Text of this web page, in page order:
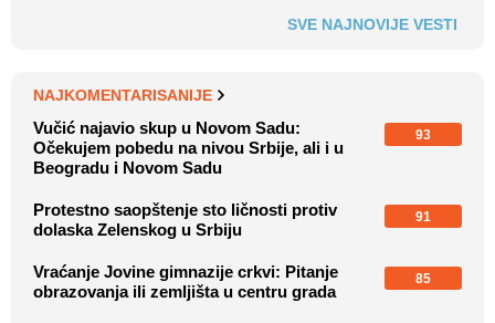
SVE NAJNOVIJE VESTI
NAJKOMENTARISANIJE
Vučić najavio skup u Novom Sadu:
Očekujem pobedu na nivou Srbije, ali i u
Beogradu i Novom Sadu
93
Protestno saopštenje sto ličnosti protiv
dolaska Zelenskog u Srbiju
91
Vraćanje Jovine gimnazije crkvi: Pitanje
obrazovanja ili zemljišta u centru grada
85